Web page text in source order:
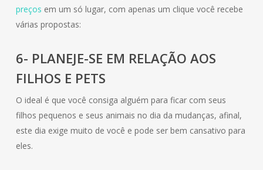
preços em um só lugar, com apenas um clique você recebe
várias propostas:
6- PLANEJE-SE EM RELAÇÃO AOS
FILHOS E PETS
O ideal é que você consiga alguém para ficar com seus
filhos pequenos e seus animais no dia da mudanças, afinal,
este dia exige muito de você e pode ser bem cansativo para
eles.